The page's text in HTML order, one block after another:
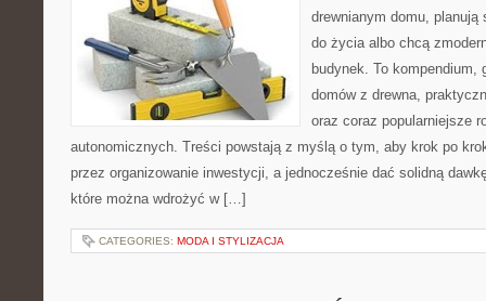
drewnianym domu, planują
do życia albo chcą
budynek. To kompendium,
domów z drewna,
oraz coraz popularniejsze
autonomicznych. Treści powstają z myślą o tym, aby krok po
przez organizowanie inwestycji, a jednocześnie dać solidną
które można wdrożyć w […]
CATEGORIES: MODA I STYLIZACJA